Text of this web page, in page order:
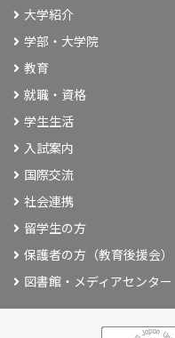
大学紹介
学部・大学院
教育
就職・資格
学生生活
入試案内
国際交流
社会連携
留学生の方
保護者の方（教育後援会）
図書館・メディアセンター